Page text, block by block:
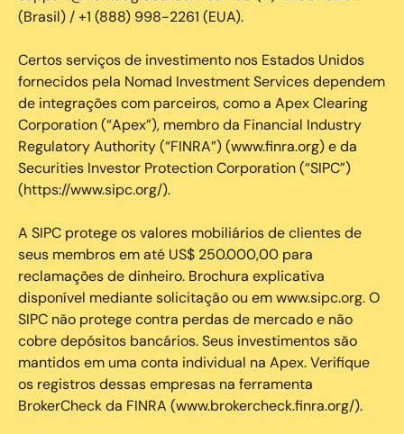
(Brasil) / +1 (888) 998-2261 (EUA).
Certos serviços de investimento nos Estados Unidos
fornecidos pela Nomad Investment Services dependem
de integrações com parceiros, como a Apex Clearing
Corporation (“Apex”), membro da Financial Industry
Regulatory Authority (“FINRA”) (www.finra.org) e da
Securities Investor Protection Corporation (“SIPC”)
(https://www.sipc.org/).
A SIPC protege os valores mobiliários de clientes de
seus membros em até US$ 250.000,00 para
reclamações de dinheiro. Brochura explicativa
disponível mediante solicitação ou em www.sipc.org. O
SIPC não protege contra perdas de mercado e não
cobre depósitos bancários. Seus investimentos são
mantidos em uma conta individual na Apex. Verifique
os registros dessas empresas na ferramenta
BrokerCheck da FINRA (www.brokercheck.finra.org/).